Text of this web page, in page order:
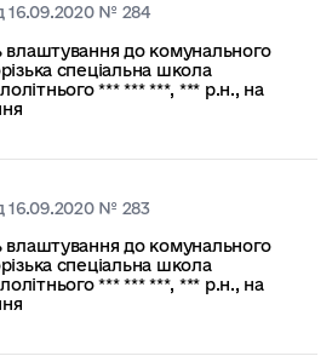
16.09.2020 № 284
влаштування до комунального
спеціальна школа
*** *** ***, *** р.н., на
16.09.2020 № 283
влаштування до комунального
спеціальна школа
*** *** ***, *** р.н., на